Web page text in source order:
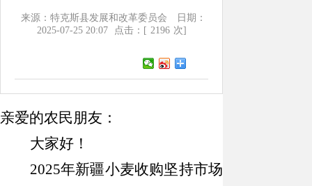
来源：特克斯县发展和改革委员会
日期：
2025-07-25 20:07
点击：[ 2196 次]
亲爱的农民朋友：
大家好！
2025年新疆小麦收购坚持市场